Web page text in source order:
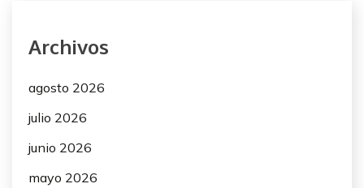
Archivos
agosto 2026
julio 2026
junio 2026
mayo 2026